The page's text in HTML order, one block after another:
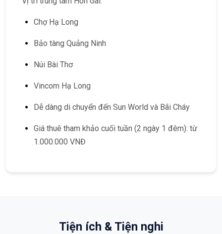
Chợ Hạ Long
Bảo tàng Quảng Ninh
Núi Bài Thơ
Vincom Hạ Long
Dễ dàng di chuyển đến Sun World và Bãi Cháy
Giá thuê tham khảo cuối tuần (2 ngày 1 đêm): từ
1.000.000 VNĐ
Tiện ích & Tiện nghi